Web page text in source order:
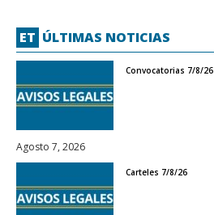
ET ÚLTIMAS NOTICIAS
Convocatorias 7/8/26
Agosto 7, 2026
Carteles 7/8/26